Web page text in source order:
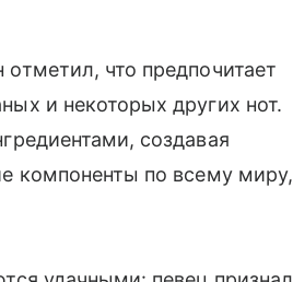
что предпочитает
и некоторых других нот.
создавая
компоненты по всему миру,